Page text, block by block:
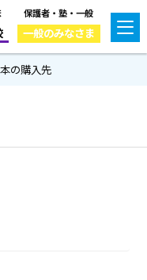
保護者・塾・一般
一般のみなさま
の購入先